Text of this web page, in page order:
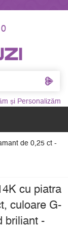
și Personalizăm
de 0,25 ct -
cu piatra
culoare G-
briliant -